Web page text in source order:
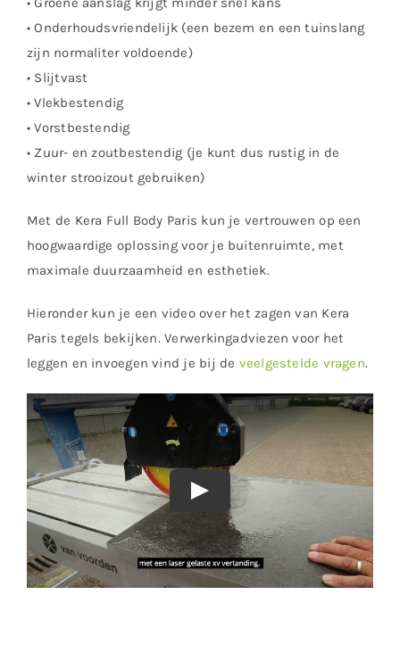
• Onderhoudsvriendelijk (een bezem en een tuinslang
zijn normaliter voldoende)
• Slijtvast
• Vlekbestendig
• Vorstbestendig
• Zuur- en zoutbestendig (je kunt dus rustig in de
winter strooizout gebruiken)
Met de Kera Full Body Paris kun je vertrouwen op een
hoogwaardige oplossing voor je buitenruimte, met
maximale duurzaamheid en esthetiek.
Hieronder kun je een video over het zagen van Kera
Paris tegels bekijken. Verwerkingadviezen voor het
leggen en invoegen vind je bij de veelgestelde vragen.